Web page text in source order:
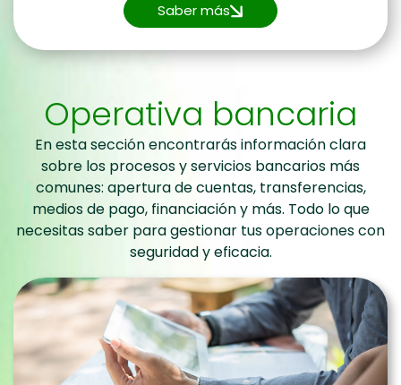
Saber más
Operativa bancaria
En esta sección encontrarás información clara
sobre los procesos y servicios bancarios más
comunes: apertura de cuentas, transferencias,
medios de pago, financiación y más. Todo lo que
necesitas saber para gestionar tus operaciones con
seguridad y eficacia.